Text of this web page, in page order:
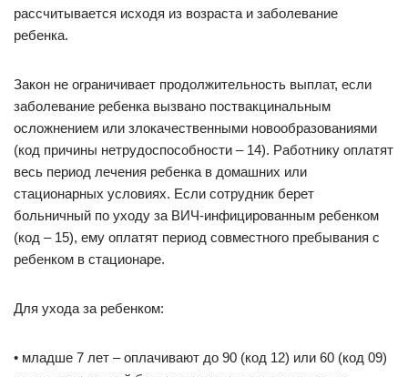
рассчитывается исходя из возраста и заболевание
ребенка.
Закон не ограничивает продолжительность выплат, если
заболевание ребенка вызвано поствакцинальным
осложнением или злокачественными новообразованиями
(код причины нетрудоспособности – 14). Работнику оплатят
весь период лечения ребенка в домашних или
стационарных условиях. Если сотрудник берет
больничный по уходу за ВИЧ-инфицированным ребенком
(код – 15), ему оплатят период совместного пребывания с
ребенком в стационаре.
Для ухода за ребенком:
• младше 7 лет – оплачивают до 90 (код 12) или 60 (код 09)